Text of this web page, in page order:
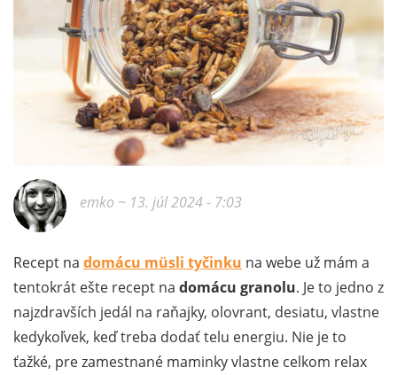
emko ~ 13. júl 2024 - 7:03
Recept na domácu müsli tyčinku na webe už mám a
tentokrát ešte recept na domácu granolu. Je to jedno z
najzdravších jedál na raňajky, olovrant, desiatu, vlastne
kedykoľvek, keď treba dodať telu energiu. Nie je to
ťažké, pre zamestnané maminky vlastne celkom relax